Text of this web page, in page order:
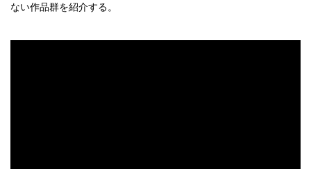
ない作品群を紹介する。